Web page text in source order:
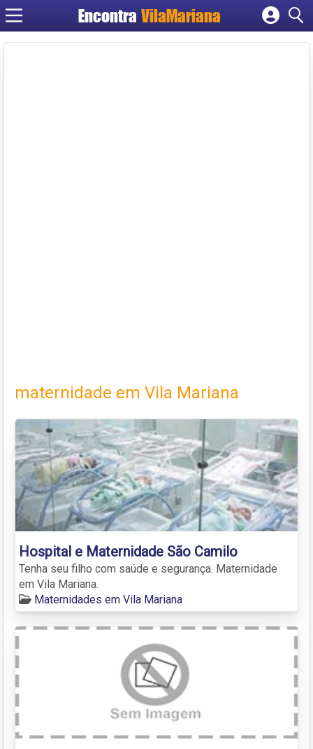
EncontraVilaMariana
Cadastrar empresa
maternidade em Vila Mariana
Hospital e Maternidade São Camilo
Tenha seu filho com saúde e segurança. Maternidade
em Vila Mariana.
Maternidades em Vila Mariana